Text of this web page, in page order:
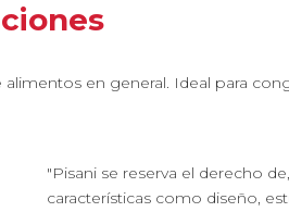
en general. Ideal para
"Pisani se reserva el derecho
características como diseño,